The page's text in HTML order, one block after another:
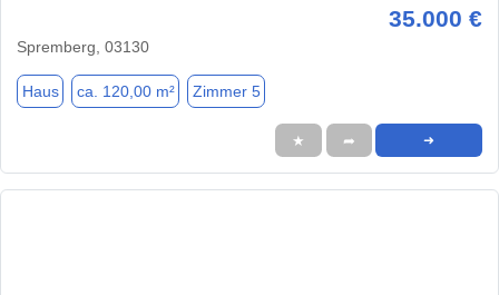
35.000 €
Spremberg, 03130
Haus ca. 120,00 m² Zimmer 5
★ ➦ ➜